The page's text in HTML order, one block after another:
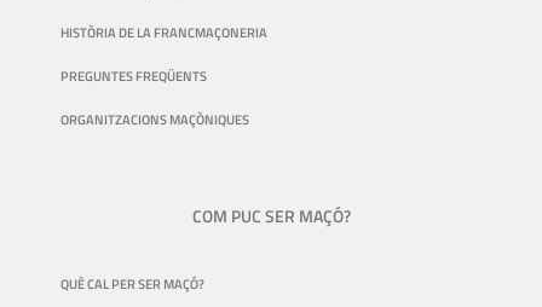
HISTÒRIA DE LA FRANCMAÇONERIA
PREGUNTES FREQÜENTS
ORGANITZACIONS MAÇÒNIQUES
COM PUC SER MAÇÓ?
QUÈ CAL PER SER MAÇÓ?